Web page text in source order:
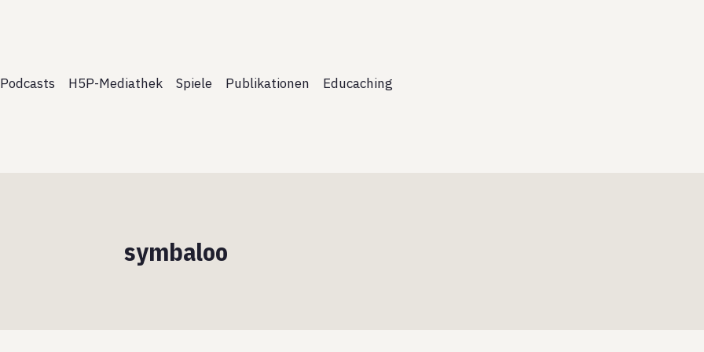
Podcasts H5P-Mediathek Spiele Publikationen Educaching
symbaloo